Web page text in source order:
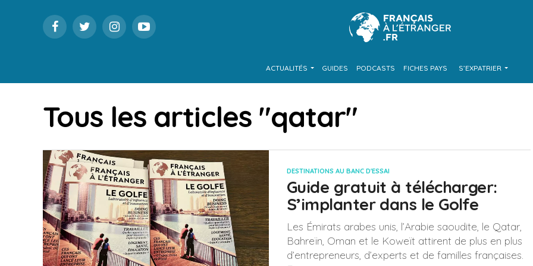
ACTUALITÉS GUIDES PODCASTS FICHES PAYS S’EXPATRIER
Tous les articles "qatar"
DESTINATIONS AU BANC D'ESSAI
Guide gratuit à télécharger:
S’implanter dans le Golfe
Les Émirats arabes unis, l’Arabie saoudite, le Qatar,
Bahreïn, Oman et le Koweït attirent de plus en plus
d’entrepreneurs, d’experts et de familles françaises.